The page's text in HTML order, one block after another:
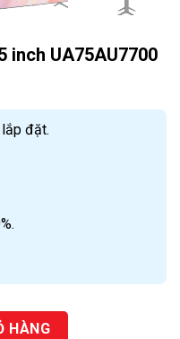
inch UA75AU7700
lắp đặt.
HÀNG